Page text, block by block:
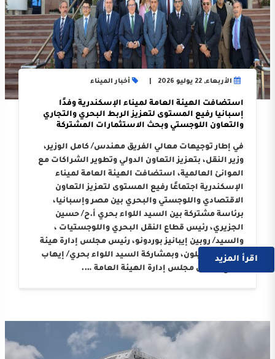
الأربعاء, 22 يوليو 2026 أخبار الميناء
استضافت الهيئة العامة لميناء الإسكندرية وفدًا
إسبانيا رفيع المستوى لتعزيز الربط البحري والتجاري
والتعاون اللوجستي وبحث الاستثمارات المشتركة
في إطار توجيهات معالي الفريق مهندس/ كامل الوزير،
وزير النقل، بتعزيز التعاون الدولي وتطوير الشراكات مع
الموانئ العالمية، استضافت الهيئة العامة لميناء
الإسكندرية اجتماعًا رفيع المستوى لتعزيز التعاون
الاقتصادي واللوجستي والبحري بين مصر وإسبانيا،
برئاسة مشتركة بين السيد اللواء بحري أ.ح/ حسين
الجزيري، رئيس قطاع النقل البحري واللوجستيات ،
والسيد/ روبين إيبانيز بوردونو، رئيس مجلس إدارة هيئة
ميناء كاستيلون، وبمشاركة السيد اللواء بحري/ إيهاب
صلاح، رئيس مجلس إدارة الهيئة العامة ….
اقرأ المزيد